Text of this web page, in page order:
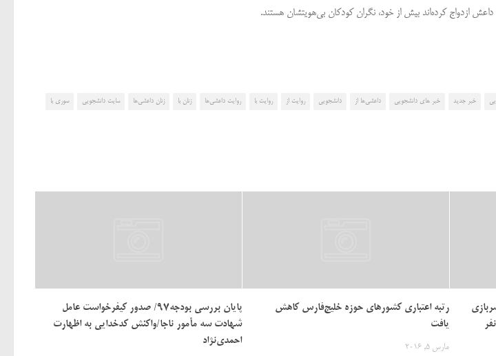
ازدواج کرده‌اند بیش از خود، نگران کودکان بی‌هویتشان هستند.
خبر جدید خبر های دانشجویی داعشی‌ها از دانشجویی روایت از روایت با روایت داعشی‌ها زنان با زنان داعشی‌ها سایت دانشجویی سوری با
رتبه اعتباری کشورهای حوزه خلیج‌فارس کاهش
یافت
مارس 5, 2016
پایان بررسی بودجه۹۷/ صدور کیفرخواست عامل
شهادت سه مأمور ناجا/واکنش کدخدایی به اظهارت
احمدی‌نژاد